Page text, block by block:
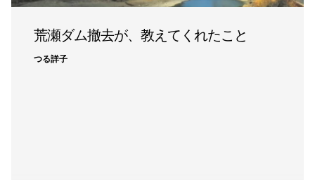
荒瀬ダム撤去が、教えてくれたこと
つる詳子